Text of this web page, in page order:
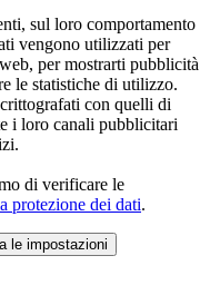
sul loro comportamento
vengono utilizzati per
per mostrarti pubblicità
le statistiche di utilizzo.
con quelli di
i loro canali pubblicitari
di verificare le
protezione dei dati.
le impostazioni